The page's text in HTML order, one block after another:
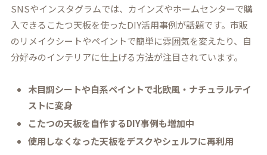
SNSやインスタグラムでは、カインズやホームセンターで購
入できるこたつ天板を使ったDIY活用事例が話題です。市販
のリメイクシートやペイントで簡単に雰囲気を変えたり、自
分好みのインテリアに仕上げる方法が注目されています。
木目調シートや白系ペイントで北欧風・ナチュラルテイ
ストに変身
こたつの天板を自作するDIY事例も増加中
使用しなくなった天板をデスクやシェルフに再利用